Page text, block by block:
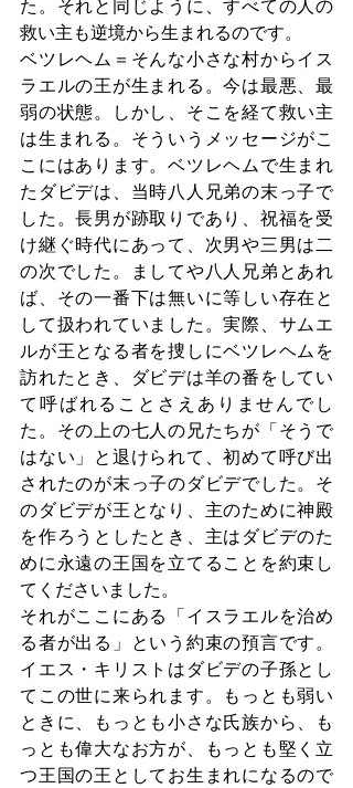
た。それと同じように、すべての人の
救い主も逆境から生まれるのです。
ベツレヘム＝そんな小さな村からイス
ラエルの王が生まれる。今は最悪、最
弱の状態。しかし、そこを経て救い主
は生まれる。そういうメッセージがこ
こにはあります。ベツレヘムで生まれ
たダビデは、当時八人兄弟の末っ子で
した。長男が跡取りであり、祝福を受
け継ぐ時代にあって、次男や三男は二
の次でした。ましてや八人兄弟とあれ
ば、その一番下は無いに等しい存在と
して扱われていました。実際、サムエ
ルが王となる者を捜しにベツレヘムを
訪れたとき、ダビデは羊の番をしてい
て呼ばれることさえありませんでし
た。その上の七人の兄たちが「そうで
はない」と退けられて、初めて呼び出
されたのが末っ子のダビデでした。そ
のダビデが王となり、主のために神殿
を作ろうとしたとき、主はダビデのた
めに永遠の王国を立てることを約束し
てくださいました。
それがここにある「イスラエルを治め
る者が出る」という約束の預言です。
イエス・キリストはダビデの子孫とし
てこの世に来られます。もっとも弱い
ときに、もっとも小さな氏族から、も
っとも偉大なお方が、もっとも堅く立
つ王国の王としてお生まれになるので